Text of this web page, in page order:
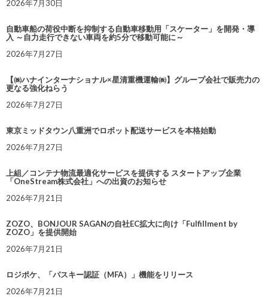
2026年7月30日
自動車船の荷役中断を抑制する自動車移動用「スケーター」を開発・導
入 ～自力走行できない車両を約5分で移動可能に～
2026年7月27日
【㈱ハナインターナショナル×星清重機運輸㈱】グループ会社で販売力の
更なる強化ねらう
2026年7月27日
東京ミッドタウン八重洲でロボット配送サービスを本格始動
2026年7月27日
上組／コンテナ物流最適化サービスを提供する スタートアップ企業
「OneStream株式会社」への出資のお知らせ
2026年7月21日
ZOZO、BONJOUR SAGANの自社EC拡大に向け「Fulfillment by
ZOZO」を提供開始
2026年7月21日
ロジポケ、「パスキー認証（MFA）」機能をリリース
2026年7月21日